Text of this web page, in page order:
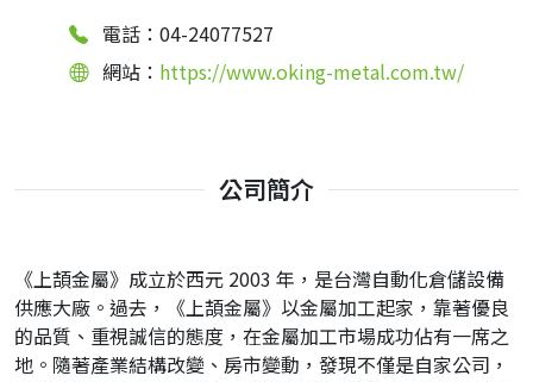
電話：04-24077527
網站： https://www.oking-metal.com.tw/
公司簡介
《上頡金屬》成立於西元 2003 年，是台灣自動化倉儲設備
供應大廠。過去，《上頡金屬》以金屬加工起家，靠著優良
的品質、重視誠信的態度，在金屬加工市場成功佔有一席之
地。隨著產業結構改變、房市變動，發現不僅是自家公司，